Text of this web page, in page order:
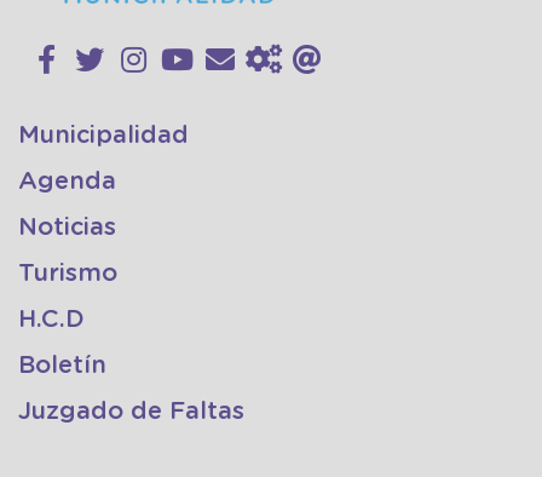
Municipalidad
Agenda
Noticias
Turismo
H.C.D
Boletín
Juzgado de Faltas